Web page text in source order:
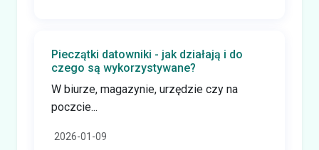
Pieczątki datowniki - jak działają i do
czego są wykorzystywane?
W biurze, magazynie, urzędzie czy na
poczcie...
2026-01-09